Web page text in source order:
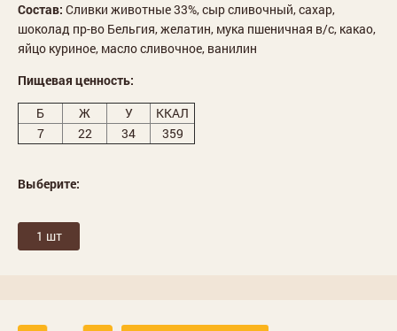
Состав: Сливки животные 33%, сыр сливочный, сахар,
шоколад пр-во Бельгия, желатин, мука пшеничная в/с, какао,
яйцо куриное, масло сливочное, ванилин
Пищевая ценность:
Б
Ж У
ККАЛ
7
22 34 359
Выберите:
1 шт